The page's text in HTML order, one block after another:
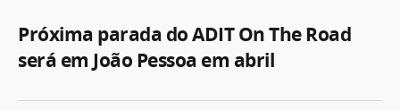
Próxima parada do ADIT On The Road
será em João Pessoa em abril